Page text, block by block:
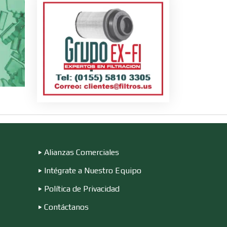
Alianzas Comerciales
Intégrate a Nuestro Equipo
Política de Privacidad
Contáctanos